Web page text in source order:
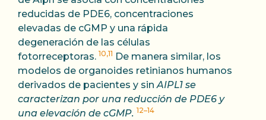
reducidas de PDE6, concentraciones
elevadas de cGMP y una rápida
degeneración de las células
fotorreceptoras. 10,11 De manera similar, los
modelos de organoides retinianos humanos
derivados de pacientes y sinAIPL1 se
caracterizan por una reducción de PDE6 y
una elevación de cGMP. 12–14